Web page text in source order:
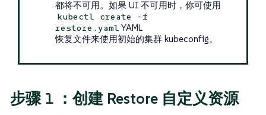
都将不可用。如果 UI 不可用时，你可使用
kubectl create -f
restore.yaml YAML
恢复文件来使用初始的集群 kubeconfig。
步骤 1 ：创建 Restore 自定义资源